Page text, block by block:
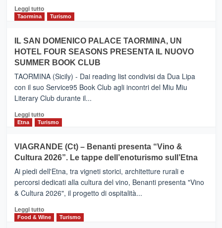
e
Zanzibar
da
Neos
Leggi tuttoLeggi
PIEDIMONTE
ETNEO
–
Meta
turistica
privilegiata
secondo
dati
di
Anche
la
Alcantara
nei
primi
nella
classifica
Taormina Turismo
IL SAN DOMENICO PALACE TAORMINA, UN
HOTEL FOUR SEASONS PRESENTA IL NUOVO
SUMMER BOOK CLUB
TAORMINA (Sicily) - Dai reading list condivisi da Dua Lipa
con il suo Service95 Book Club agli incontri del Miu Miu
Literary Club durante il...
Leggi tuttoLeggi
di
IL
SAN
DOMENICO
PALACE
TAORMINA,
UN
HOTEL
FOUR
Etna Turismo
VIAGRANDE (Ct) – Benanti presenta “Vino &
Cultura 2026”. Le tappe dell’enoturismo sull’Etna
Ai piedi dell'Etna, tra vigneti storici, architetture rurali e
percorsi dedicati alla cultura del vino, Benanti presenta "Vino
& Cultura 2026", il progetto di ospitalità...
Leggi tuttoLeggi
di
Food & Wine Turismo